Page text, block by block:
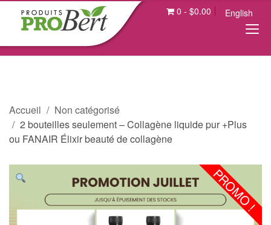
0 - $0.00 English
Accueil
Non catégorisé
2 bouteilles seulement – Collagène liquide pur +Plus
ou FANAIR Élixir beauté de collagène
PROMO !